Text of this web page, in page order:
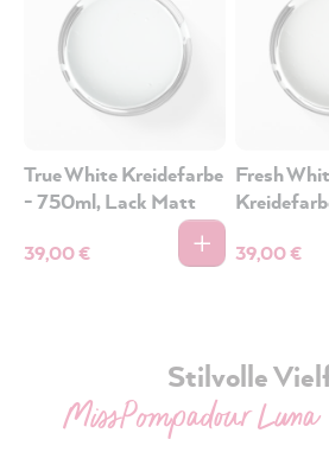
True White Kreidefarbe
- 750ml, Lack Matt
39,00 €
Fresh
39,00 €
Stilvolle
MissPompadour